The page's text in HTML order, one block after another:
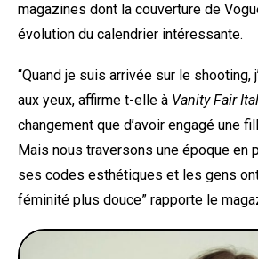
magazines dont la couverture de
évolution du calendrier intéressante.
“Quand je suis arrivée sur le shooting,
aux yeux, affirme t-elle à Vanity Fair
changement que d’avoir engagé une
Mais nous traversons une époque en
ses codes esthétiques et les gens ont
féminité plus douce” rapporte le